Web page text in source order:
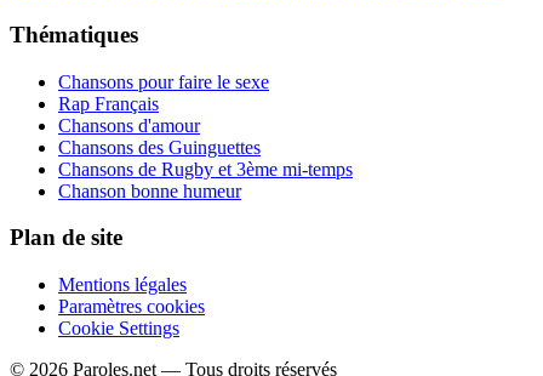
Thématiques
Chansons pour faire le sexe
Rap Français
Chansons d'amour
Chansons des Guinguettes
Chansons de Rugby et 3ème mi-temps
Chanson bonne humeur
Plan de site
Mentions légales
Paramètres cookies
Cookie Settings
© 2026 Paroles.net — Tous droits réservés